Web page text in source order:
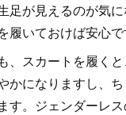
足が見えるのが気
履いておけば安心で
、スカートを履く
かになりますし、
す。ジェンダーレ